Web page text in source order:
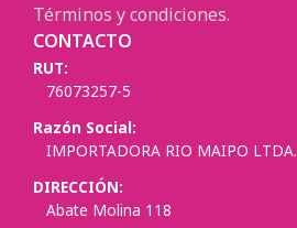
Términos y condiciones.
CONTACTO
RUT:
76073257-5
Razón Social:
IMPORTADORA RIO MAIPO LTDA.
DIRECCIÓN:
Abate Molina 118